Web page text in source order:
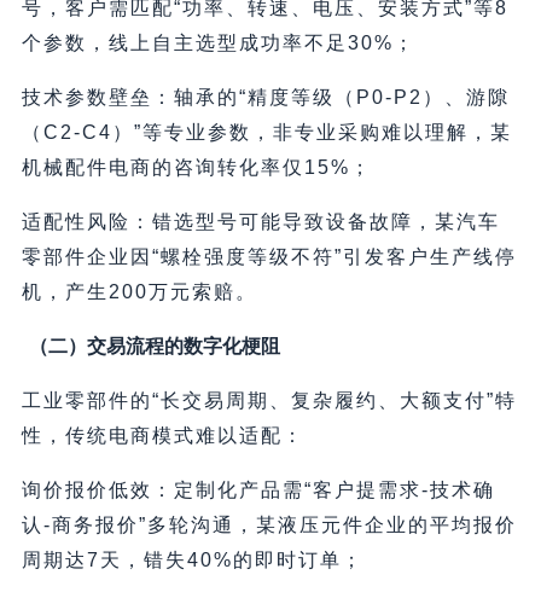
号，客户需匹配“功率、转速、电压、安装方式”等8
个参数，线上自主选型成功率不足30%；
技术参数壁垒：轴承的“精度等级（P0-P2）、游隙
（C2-C4）”等专业参数，非专业采购难以理解，某
机械配件电商的咨询转化率仅15%；
适配性风险：错选型号可能导致设备故障，某汽车
零部件企业因“螺栓强度等级不符”引发客户生产线停
机，产生200万元索赔。
（二）交易流程的数字化梗阻
工业零部件的“长交易周期、复杂履约、大额支付”特
性，传统电商模式难以适配：
询价报价低效：定制化产品需“客户提需求-技术确
认-商务报价”多轮沟通，某液压元件企业的平均报价
周期达7天，错失40%的即时订单；